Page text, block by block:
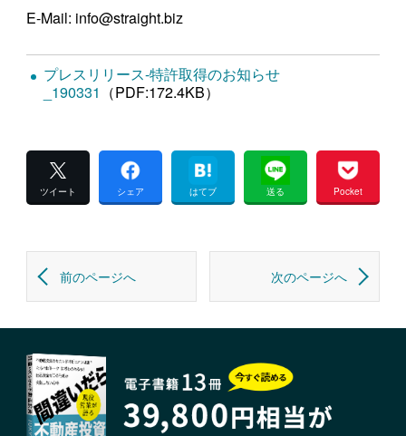
E-Mail: info@straight.biz
プレスリリース-特許取得のお知らせ
_190331 （PDF:172.4KB）
ツイート シェア はてブ 送る Pocket
前のページへ 次のページへ